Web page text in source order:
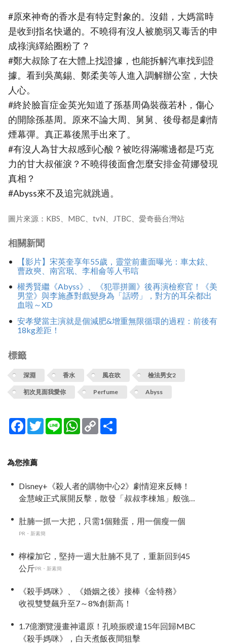
#原來神奇的香水是有特定對象的。沒錯，大媽當時
是收到指名快遞的。不曉得有沒人被脆弱又毒舌的申
成祿演繹給圈粉了？
#鄭大叔除了在大體上找證據，也能拆解汽車找到證
據。看到吳萬錫、鄭柔美等人進入調解辦公室，大快
人心。
#終於臉盲症金英光知道了孫基周偽裝薇若朴，傷心
的開除孫基周。原來不論大周、舅舅、後母都是劇情
煙幕彈。真正幕後黑手出來了。
#有沒人為甘大叔感到心酸？被吃得滿嘴邊都是巧克
力的甘大叔催淚？不曉得後面會怎麼安排金荷娜發現
真相？
#Abyss來不及追完就跳過。
圖片來源：KBS、MBC、tvN、JTBC、愛奇藝台灣站
相關新聞
【影片】宋英奎享年55歲，靈堂前畫面曝光：車太鉉、
曹政奭、南宮珉、李相侖等人弔唁
權秀賢繼《Abyss》、《犯罪拼圖》後再演檢察官！《美
男堂》與李施彥對戲變身為「話嘮」，對方的耳朵都出
血啦～XD
安孝燮當主演就是個減肥&增重無限循環的過程：前後有
18kg差距！
標籤
深淵 香水 風在吹 檢法男女2
初次見面我愛你 Perfume Abyss
Facebook
TwitterLine WhatsApp
Copy
Link
為您推薦
Disney+《殺人者的購物中心2》劇情迎來反轉！
金慧峻正式展開反擊，散發「叔叔李棟旭」般強
肚腩一抓一大把，只需1個雞蛋，用一個瘦一個
PR・新素簡
檸檬加它，堅持一週大肚腩不見了，重新回到45
公斤PR・新素簡
《殺手媽咪》、《婚姻之後》接棒《金特務》
收視雙雙飆升至7～8%創新高！
1.7億瀏覽漫畫神還原！孔曉振睽違15年回歸MBC
《殺手媽咪》，白天煮飯夜間狙擊